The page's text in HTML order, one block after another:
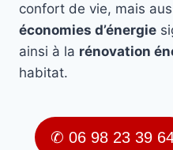
confort de vie, mais
économies d’énergie
ainsi à la rénovation
habitat.
✆ 06 98 23 39